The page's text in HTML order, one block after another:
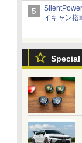
イキャン搭
Special